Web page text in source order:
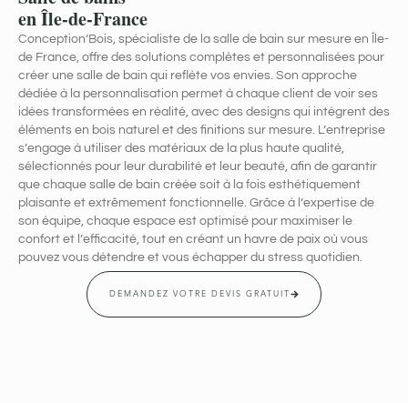
en Île-de-France
Conception’Bois, spécialiste de la salle de bain sur mesure en Île-
de France, offre des solutions complètes et personnalisées pour
créer une salle de bain qui reflète vos envies. Son approche
dédiée à la personnalisation permet à chaque client de voir ses
idées transformées en réalité, avec des designs qui intègrent des
éléments en bois naturel et des finitions sur mesure. L’entreprise
s’engage à utiliser des matériaux de la plus haute qualité,
sélectionnés pour leur durabilité et leur beauté, afin de garantir
que chaque salle de bain créée soit à la fois esthétiquement
plaisante et extrêmement fonctionnelle. Grâce à l’expertise de
son équipe, chaque espace est optimisé pour maximiser le
confort et l’efficacité, tout en créant un havre de paix où vous
pouvez vous détendre et vous échapper du stress quotidien.
DEMANDEZ VOTRE DEVIS GRATUIT